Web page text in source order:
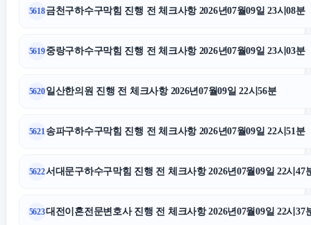
5618금천구하수구막힘 진행 전 체크사항 2026년07월09일 23시08분
5619중랑구하수구막힘 진행 전 체크사항 2026년07월09일 23시03분
5620일산한의원 진행 전 체크사항 2026년07월09일 22시56분
5621 송파구하수구막힘 진행 전 체크사항 2026년07월09일 22시51분
5622서대문구하수구막힘 진행 전 체크사항 2026년07월09일 22시47
5623대전이혼전문변호사 진행 전 체크사항 2026년07월09일 22시37